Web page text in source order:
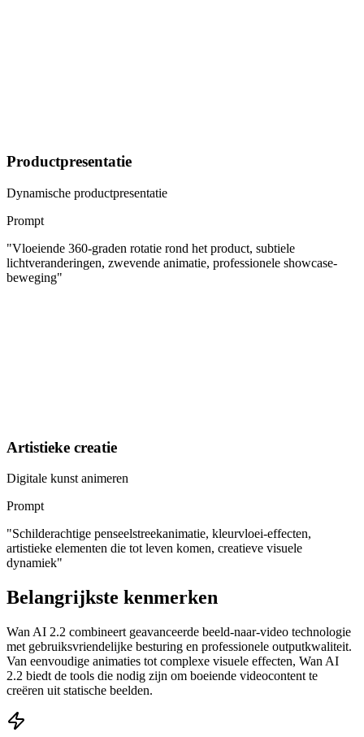
Productpresentatie
Dynamische productpresentatie
Prompt
"Vloeiende 360-graden rotatie rond het product, subtiele
lichtveranderingen, zwevende animatie, professionele showcase-
beweging"
Artistieke creatie
Digitale kunst animeren
Prompt
"Schilderachtige penseelstreekanimatie, kleurvloei-effecten,
artistieke elementen die tot leven komen, creatieve visuele
dynamiek"
Belangrijkste kenmerken
Wan AI 2.2 combineert geavanceerde beeld-naar-video technologie
met gebruiksvriendelijke besturing en professionele outputkwaliteit.
Van eenvoudige animaties tot complexe visuele effecten, Wan AI
2.2 biedt de tools die nodig zijn om boeiende videocontent te
creëren uit statische beelden.